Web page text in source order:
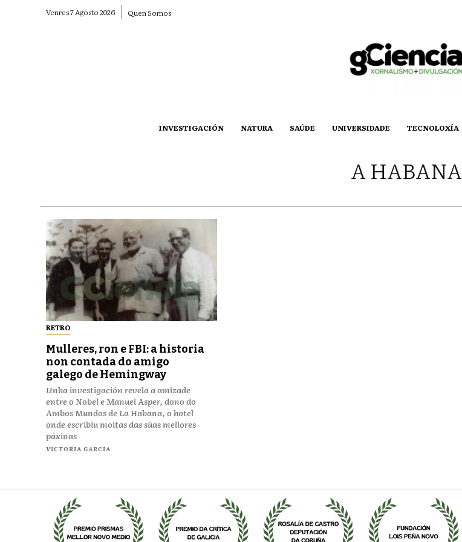
Venres 7 Agosto 2026 Quen Somos
INVESTIGACIÓN NATURA SAÚDE UNIVERSIDADE TECNOLOXÍA
A HABANA
RETRO
Mulleres, ron e FBI: a historia
non contada do amigo
galego de Hemingway
Unha investigación revela a amizade
entre o Nobel e Manuel Asper, dono do
Ambos Mundos de La Habana, o hotel
onde escribiu moitas das súas mellores
páxinas
VICTORIA GARCÍA